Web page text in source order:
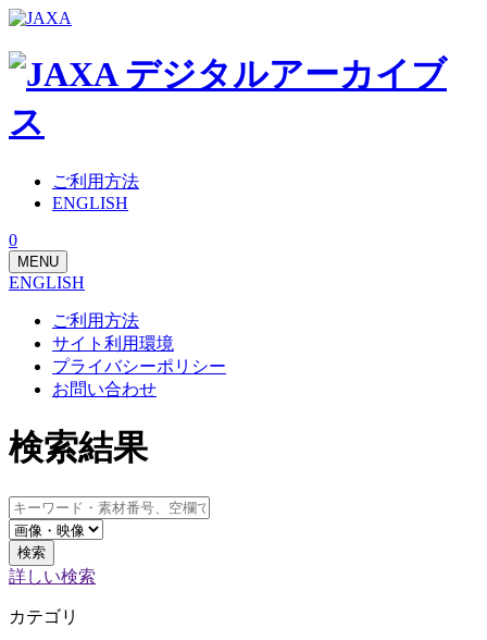
ご利用方法
ENGLISH
0
MENU
ENGLISH
ご利用方法
サイト利用環境
プライバシーポリシー
お問い合わせ
検索結果
検索
詳しい検索
カテゴリ